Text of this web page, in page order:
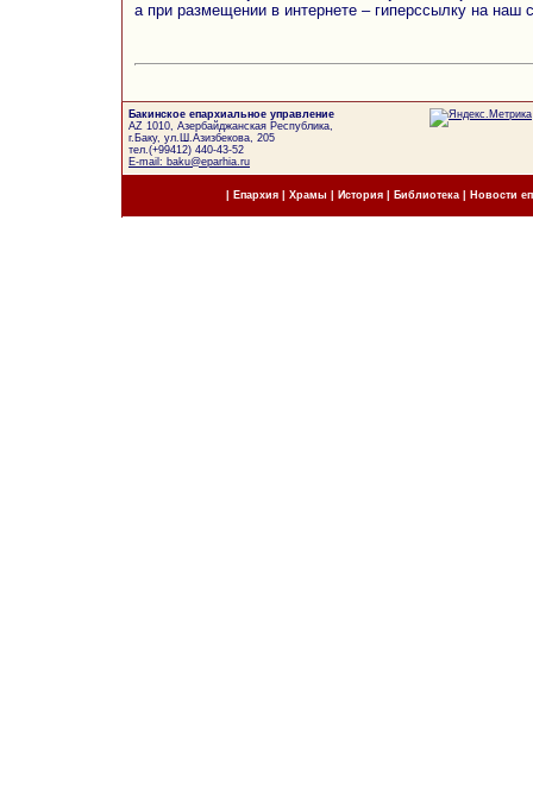
а при размещении в интернете – гиперссылку на наш
Бакинское епархиальное управление
AZ 1010, Азербайджанская Республика,
г.Баку, ул.Ш.Азизбекова, 205
тел.(+99412) 440-43-52
E-mail: baku@eparhia.ru
Епархия| Храмы История| Библиотека Новости